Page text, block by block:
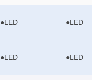
●LED ●LED
●LED ●LED